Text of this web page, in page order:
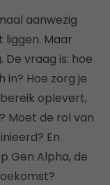
aanwezig
liggen. Maar
De vraag is: hoe
Hoe zorg je
oplevert,
Moet de rol van
En
Gen Alpha, de